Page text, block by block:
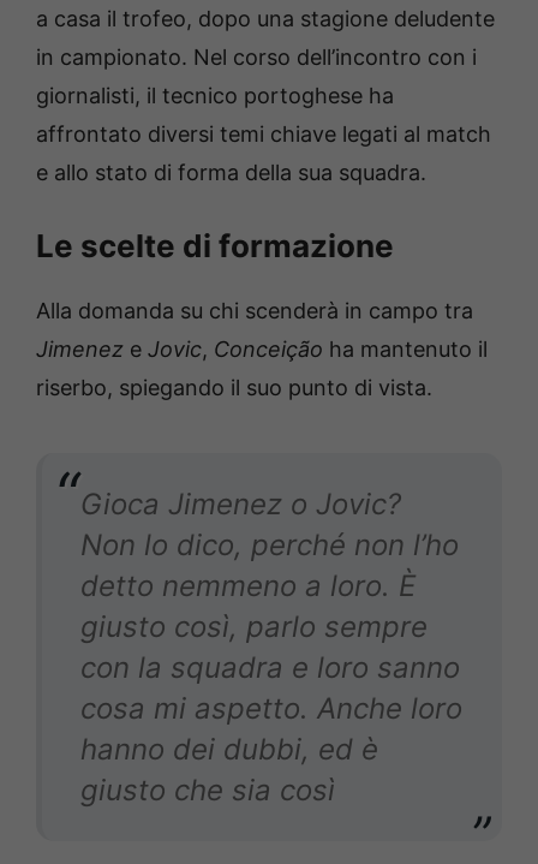
a casa il trofeo, dopo una stagione deludente
in campionato. Nel corso dell’incontro con i
giornalisti, il tecnico portoghese ha
affrontato diversi temi chiave legati al match
e allo stato di forma della sua squadra.
Le scelte di formazione
Alla domanda su chi scenderà in campo tra
Jimenez e Jovic, Conceição ha mantenuto il
riserbo, spiegando il suo punto di vista.
Gioca Jimenez o Jovic?
Non lo dico, perché non l’ho
detto nemmeno a loro. È
giusto così, parlo sempre
con la squadra e loro sanno
cosa mi aspetto. Anche loro
hanno dei dubbi, ed è
giusto che sia così